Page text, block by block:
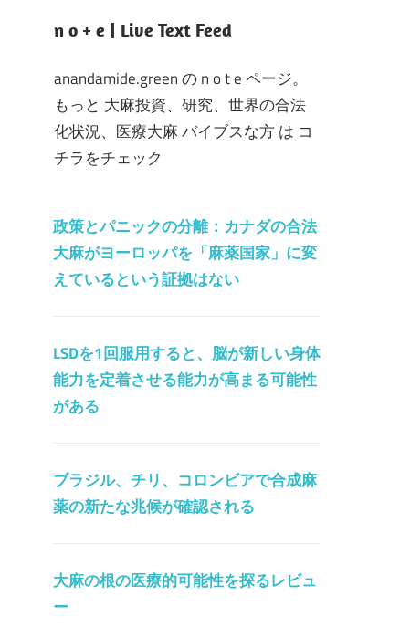
n o + e | Live Text Feed
anandamide.green の n o t e ページ。
もっと 大麻投資、研究、世界の合法
化状況、医療大麻 バイブスな方 は コ
チラをチェック
政策とパニックの分離：カナダの合法
大麻がヨーロッパを「麻薬国家」に変
えているという証拠はない
LSDを1回服用すると、脳が新しい身体
能力を定着させる能力が高まる可能性
がある
ブラジル、チリ、コロンビアで合成麻
薬の新たな兆候が確認される
大麻の根の医療的可能性を探るレビュ
ー